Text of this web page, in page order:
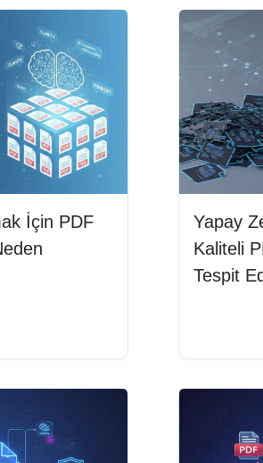
İçin PDF
Yapay
Kaliteli
Tespit